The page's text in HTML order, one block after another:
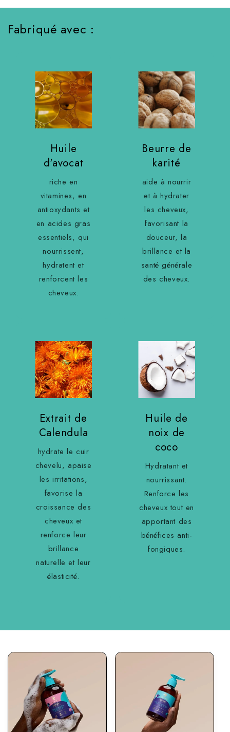
Fabriqué avec :
Huile
d'avocat
riche en
vitamines, en
antioxydants et
en acides gras
essentiels, qui
nourrissent,
hydratent et
renforcent les
cheveux.
Beurre de
karité
aide à nourrir
et à hydrater
les cheveux,
favorisant la
douceur, la
brillance et la
santé générale
des cheveux.
Extrait de
Calendula
hydrate le cuir
chevelu, apaise
les irritations,
favorise la
croissance des
cheveux et
renforce leur
brillance
naturelle et leur
élasticité.
Huile de
noix de
coco
Hydratant et
nourrissant.
Renforce les
cheveux tout en
apportant des
bénéfices anti-
fongiques.